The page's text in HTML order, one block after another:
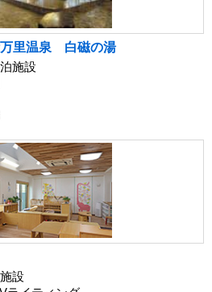
里温泉 白磁の湯
施設
設